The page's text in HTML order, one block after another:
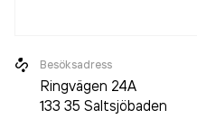
Besöksadress
Ringvägen 24A
133 35 Saltsjöbaden